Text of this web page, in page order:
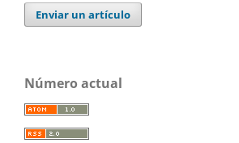
Enviar un artículo
Número actual